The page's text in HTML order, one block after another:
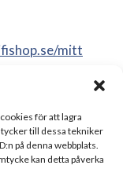
för att lagra
till dessa tekniker
på denna webbplats.
kan detta påverka
mitt